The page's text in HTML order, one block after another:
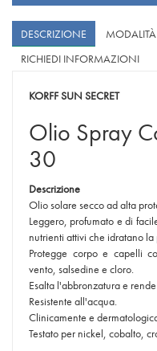
DESCRIZIONE
RICHIEDI INFORMAZIONI
KORFF SUN SECRET
Olio Spray
30
Descrizione
Olio solare secco ad alta
Leggero, profumato e di
nutrienti attivi che idratano la
Protegge corpo e capelli
vento, salsedine e cloro.
Esalta l'abbronzatura e
Resistente all'acqua.
Clinicamente e
Testato per nickel, cobalto,